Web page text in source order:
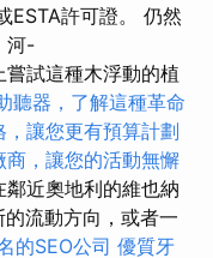
ESTA許可證。 仍然
河-
試這種木浮動的植
聽器，了解這種革命
讓您更有預算計劃
，讓您的活動無懈
近奧地利的維也納
的流動方向，或者一
的SEO公司 優質牙